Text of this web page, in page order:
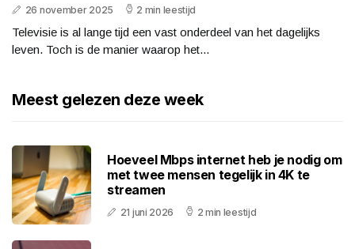
26 november 2025 2 min leestijd
Televisie is al lange tijd een vast onderdeel van het dagelijks
leven. Toch is de manier waarop het...
Meest gelezen deze week
Hoeveel Mbps internet heb je nodig om
met twee mensen tegelijk in 4K te
streamen
21 juni 2026 2 min leestijd